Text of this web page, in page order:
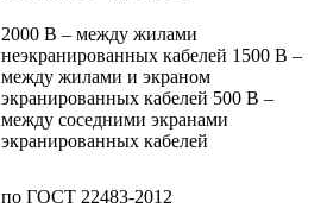
2000 В – между жилами
неэкранированных кабелей 1500 В –
между жилами и экраном
экранированных кабелей 500 В –
между соседними экранами
экранированных кабелей
по ГОСТ 22483-2012